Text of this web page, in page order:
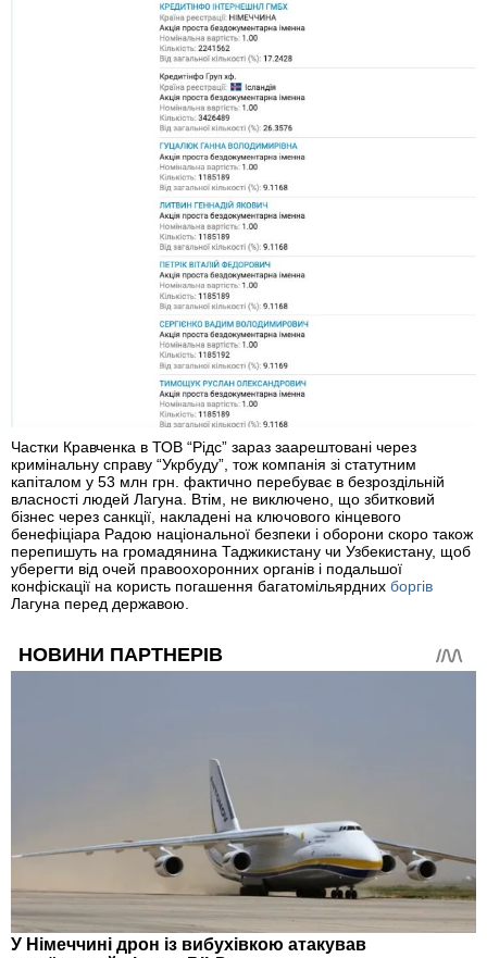
Частки Кравченка в ТОВ “Рідс” зараз заарештовані через
кримінальну справу “Укрбуду”, тож компанія зі статутним
капіталом у 53 млн грн. фактично перебуває в безроздільній
власності людей Лагуна. Втім, не виключено, що збитковий
бізнес через санкції, накладені на ключового кінцевого
бенефіціара Радою національної безпеки і оборони скоро також
перепишуть на громадянина Таджикистану чи Узбекистану, щоб
уберегти від очей правоохоронних органів і подальшої
конфіскації на користь погашення багатомільярдних боргів
Лагуна перед державою.